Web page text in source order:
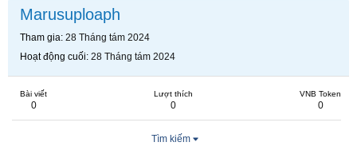
Marusuploaph
Tham gia 28 Tháng tám 2024
Hoạt động cuối 28 Tháng tám 2024
Bài viết
0
Lượt thích
0
VNB Token
0
Tìm kiếm